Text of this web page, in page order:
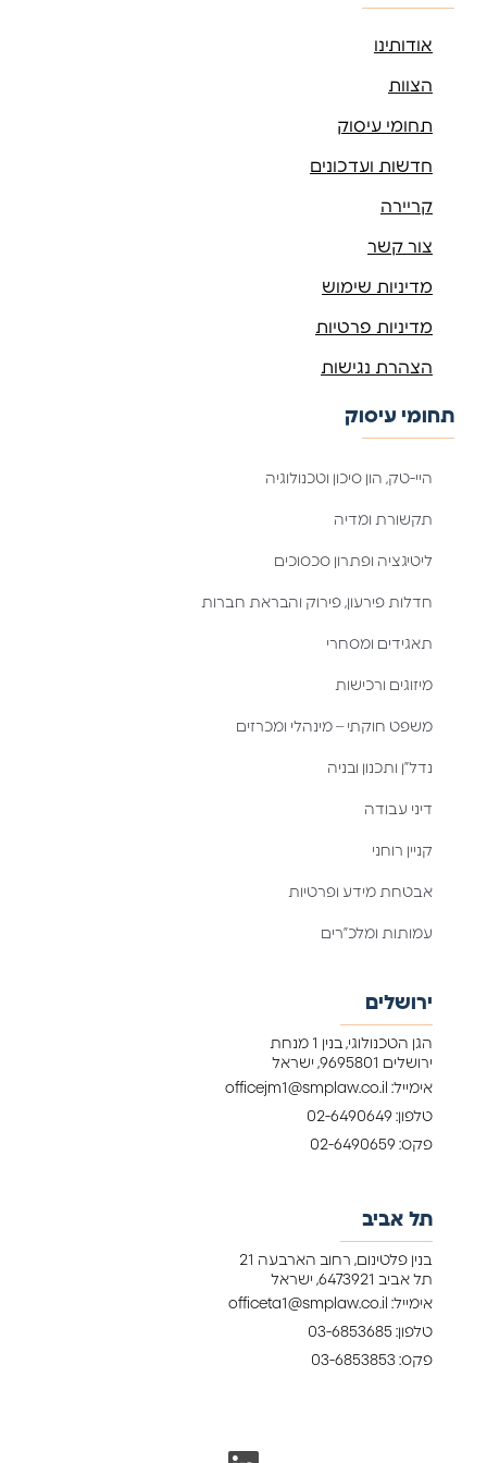
אודותינו
הצוות
תחומי עיסוק
חדשות ועדכונים
קריירה
צור קשר
מדיניות שימוש
מדיניות פרטיות
הצהרת נגישות
תחומי עיסוק
היי-טק, הון סיכון וטכנולוגיה
תקשורת ומדיה
ליטיגציה ופתרון סכסוכים
חדלות פירעון, פירוק והבראת חברות
תאגידים ומסחרי
מיזוגים ורכישות
משפט חוקתי – מינהלי ומכרזים
נדל”ן ותכנון ובניה
דיני עבודה
קניין רוחני
אבטחת מידע ופרטיות
עמותות ומלכ”רים
ירושלים
הגן הטכנולוגי, בנין 1 מנחת
ירושלים 9695801, ישראל
אימייל: officejm1@smplaw.co.il
טלפון: 02-6490649
פקס: 02-6490659
תל אביב
בנין פלטינום, רחוב הארבעה 21
תל אביב 6473921, ישראל
אימייל: officeta1@smplaw.co.il
טלפון: 03-6853685
פקס: 03-6853853